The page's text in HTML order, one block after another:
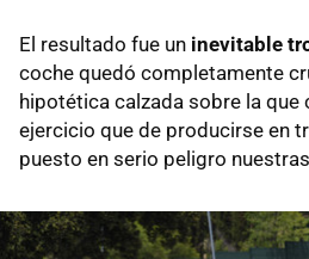
El resultado fue un inevitable
coche quedó completamente
hipotética calzada sobre la que
ejercicio que de producirse en
puesto en serio peligro